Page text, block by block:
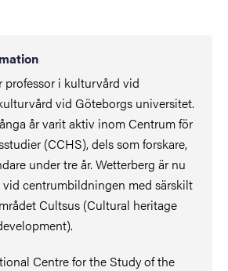
professor i kulturvård vid
vid Göteborgs universitet.
år varit aktiv inom Centrum för
(CCHS), dels som forskare,
under tre år. Wetterberg är nu
vid centrumbildningen med särskilt
Cultsus (Cultural heritage
Centre for the Study of the